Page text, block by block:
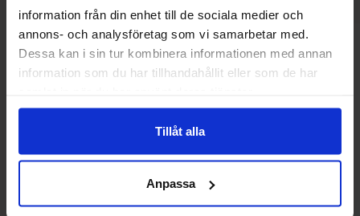
information från din enhet till de sociala medier och
annons- och analysföretag som vi samarbetar med.
Dessa kan i sin tur kombinera informationen med annan
information som du har tillhandahållit eller som de har
Tillåt alla
Anpassa
Andra gillade